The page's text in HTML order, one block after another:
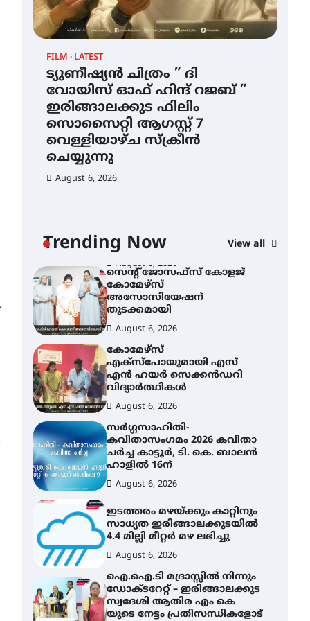
FILM LATEST
ട്യുണീഷ്യൻ ചിത്രം ” ദി
വോയിസ് ഓഫ് ഹിന്ദ് റജബ് ”
ഇരിങ്ങാലക്കുട ഫിലിം
സൊസൈറ്റി ആഗസ്റ്റ് 7
വെള്ളിയാഴ്ച സ്‌ക്രീൻ
ചെയ്യുന്നു
August 6, 2026
Trending Now View all
August 6, 2026
4.4 മില്ലി മീറ്റർ മഴ ലഭിച്ചു
August 6, 2026
ഐ.ഐ.ടി മദ്രാസ്സിൽ നിന്നും
ഡോക്ടറേറ്റ് – ഇരിങ്ങാലക്കുട
സ്വദേശി ആതിര എം കെ
യുടെ നേട്ടം പ്രതിസന്ധികളോട്
പൊരുതി
August 5, 2026
ട്യുണീഷ്യൻ ചിത്രം ” ദി
ചെയ്യുന്നു
August 6, 2026
സെന്റ് ജോസഫ്സ് കോളജ്
കോമേഴ്‌സ്
അസോസിയേഷന്
തുടക്കമായി
August 6, 2026
കോമേഴ്സ്
എക്സ്പോയുമായി എസ്
എൻ ഹയർ സെക്കൻഡറി
വിദ്യാർത്ഥികൾ
August 6, 2026
സർഗ്ഗസാഹിതി-
കവിതാസംഗമം 2026 കവിതാ
ചർച്ച കാട്ടൂർ, ടി. കെ. ബാലൻ
ഹാളിൽ 16ന്
August 6, 2026
ഇടത്തരം മഴയ്ക്കും കാറ്റിനും
സാധ്യത ഇരിങ്ങാലക്കുടയിൽ
4.4 മില്ലി മീറ്റർ മഴ ലഭിച്ചു
August 6, 2026
ഐ.ഐ.ടി മദ്രാസ്സിൽ നിന്നും
ഡോക്ടറേറ്റ് – ഇരിങ്ങാലക്കുട
സ്വദേശി ആതിര എം കെ
യുടെ നേട്ടം പ്രതിസന്ധികളോട്